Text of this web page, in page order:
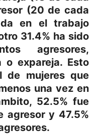
(20 de cada
en el trabajo
31.4% ha sido
agresores,
o expareja. Esto
de mujeres que
una vez en
52.5% fue
agresor y 47.5%